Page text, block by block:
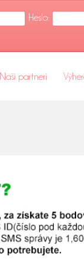
Heslo:
Naši partneri